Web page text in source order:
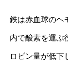
鉄は赤血球のヘ
内で酸素を運ぶ
ロビン量が低下